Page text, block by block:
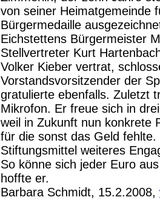
von seiner Heimatgemeinde
Bürgermedaille
Eichstettens Bürgermeister
Stellvertreter Kurt
Volker Kieber vertrat,
Vorstandsvorsitzender der
gratulierte ebenfalls. Zuletzt
Mikrofon. Er freue sich in
weil in Zukunft nun konkrete
für die sonst das Geld
Stiftungsmittel weiteres
So könne sich jeder Euro
hoffte er.
Barbara Schmidt, 15.2.2008,